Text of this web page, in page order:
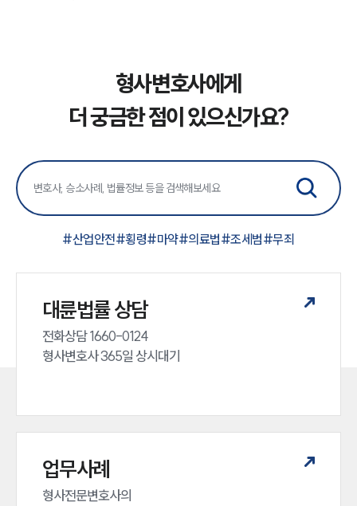
형사변호사에게
더 궁금한 점이 있으신가요?
#산업안전#횡령#마약#의료법#조세범#무죄
대륜법률 상담
전화상담 1660-0124
형사변호사 365일 상시대기
업무사례
형사전문변호사의